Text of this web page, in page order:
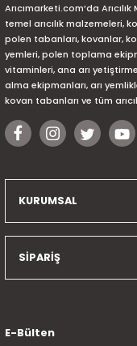
Arıcımarketi.com’da
temel arıcılık malzemeleri,
polen tabanları, kovanlar,
yemleri, polen toplama
vitaminleri, ana arı
alma ekipmanları, arı
kovan tabanları ve tüm
KURUMSAL
SİPARİŞ
E-Bülten